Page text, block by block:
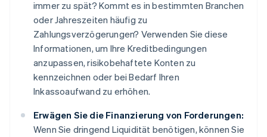
immer zu spät? Kommt es in bestimmten Branchen
oder Jahreszeiten häufig zu
Zahlungsverzögerungen? Verwenden Sie diese
Informationen, um Ihre Kreditbedingungen
anzupassen, risikobehaftete Konten zu
kennzeichnen oder bei Bedarf Ihren
Inkassoaufwand zu erhöhen.
Erwägen Sie die Finanzierung von Forderungen:
Wenn Sie dringend Liquidität benötigen, können Sie